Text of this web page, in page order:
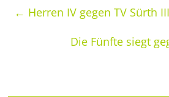
← Herren IV gegen TV Sürth
Die Fünfte siegt